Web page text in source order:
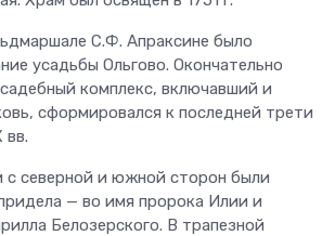
С.Ф. Апраксине было
усадьбы Ольгово. Окончательно
комплекс, включавший и
сформировался к последней трети
вв.
с северной и южной сторон были
— во имя пророка Илии и
Белозерского. В трапезной